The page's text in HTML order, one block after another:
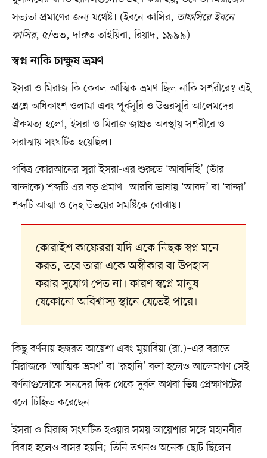
সত্যতা প্রমাণের জন্য যথেষ্ট। (ইবনে কাসির, তাফসিরে ইবনে
কাসির, ৫/৩৩, দারুত তাইয়িবা, রিয়াদ, ১৯৯৯)
স্বপ্ন নাকি চাক্ষুষ ভ্রমণ
ইসরা ও মিরাজ কি কেবল আত্মিক ভ্রমণ ছিল নাকি সশরীরে? এই
প্রশ্নে অধিকাংশ ওলামা এবং পূর্বসূরি ও উত্তরসূরি আলেমদের
ঐকমত্য হলো, ইসরা ও মিরাজ জাগ্রত অবস্থায় সশরীরে ও
সরাত্মায় সংঘটিত হয়েছিল।
পবিত্র কোরআনের সুরা ইসরা-এর শুরুতে ‘আবদিহি’ (তাঁর
বান্দাকে) শব্দটি এর বড় প্রমাণ। আরবি ভাষায় ‘আবদ’ বা ‘বান্দা’
শব্দটি আত্মা ও দেহ উভয়ের সমষ্টিকে বোঝায়।
কোরাইশ কাফেররা যদি একে নিছক স্বপ্ন মনে
করত, তবে তারা একে অস্বীকার বা উপহাস
করার সুযোগ পেত না। কারণ স্বপ্নে মানুষ
যেকোনো অবিশ্বাস্য স্থানে যেতেই পারে।
কিছু বর্ণনায় হজরত আয়েশা এবং মুয়াবিয়া (রা.)–এর বরাতে
মিরাজকে ‘আত্মিক ভ্রমণ’ বা ‘রূহানি’ বলা হলেও আলেমগণ সেই
বর্ণনাগুলোকে সনদের দিক থেকে দুর্বল অথবা ভিন্ন প্রেক্ষাপটের
বলে চিহ্নিত করেছেন।
ইসরা ও মিরাজ সংঘটিত হওয়ার সময় আয়েশার সঙ্গে মহানবীর
বিবাহ হলেও বাসর হয়নি; তিনি তখনও অনেক ছোট ছিলেন।